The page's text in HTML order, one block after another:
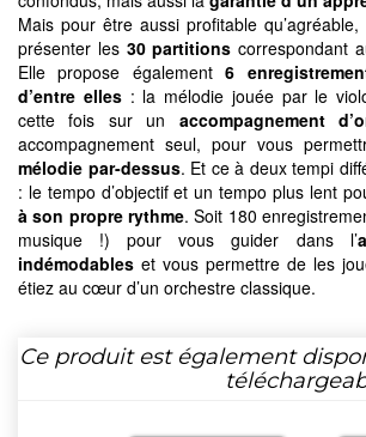
Mais pour être aussi profitable
présenter les 30 partitions correspondant
Elle propose également6
d’entre elles: la mélodie jouée par le
cette fois sur un accompagnement
accompagnement seul, pour vous
mélodie par-dessus. Et ce à deux tempi
: le tempo d’objectif et un tempo plus lent
à son propre rythme. Soit 180
musique !) pour vous guider dans l’
indémodables et vous permettre de les
étiez au cœur d’un orchestre classique.
Ce produit est également